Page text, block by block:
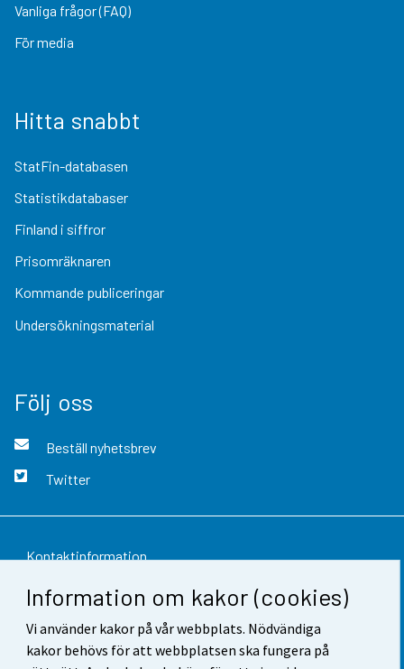
Information om kakor (cookies)
Vi använder kakor på vår webbplats. Nödvändiga
kakor behövs för att webbplatsen ska fungera på
Vanliga frågor (FAQ)
För media
Hitta snabbt
StatFin-databasen
Statistikdatabaser
Finland i siffror
Prisomräknaren
Kommande publiceringar
Undersökningsmaterial
Följ oss
Beställ nyhetsbrev
Twitter
Kontaktinformation
Respons
Användarvillkor
Dataskydd